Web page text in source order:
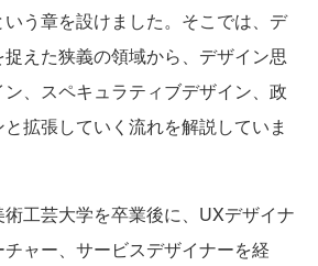
う章を設けました。そこでは、デ
えた狭義の領域から、デザイン思
、スペキュラティブデザイン、政
拡張していく流れを解説していま
工芸大学を卒業後に、UXデザイナ
ャー、サービスデザイナーを経